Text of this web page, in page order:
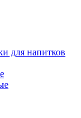
для напитков